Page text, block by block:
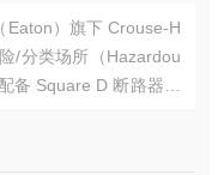
Eaton）旗下 Crouse-H
/分类场所（Hazardou
备 Square D 断路器，
电路的分支电路保护。